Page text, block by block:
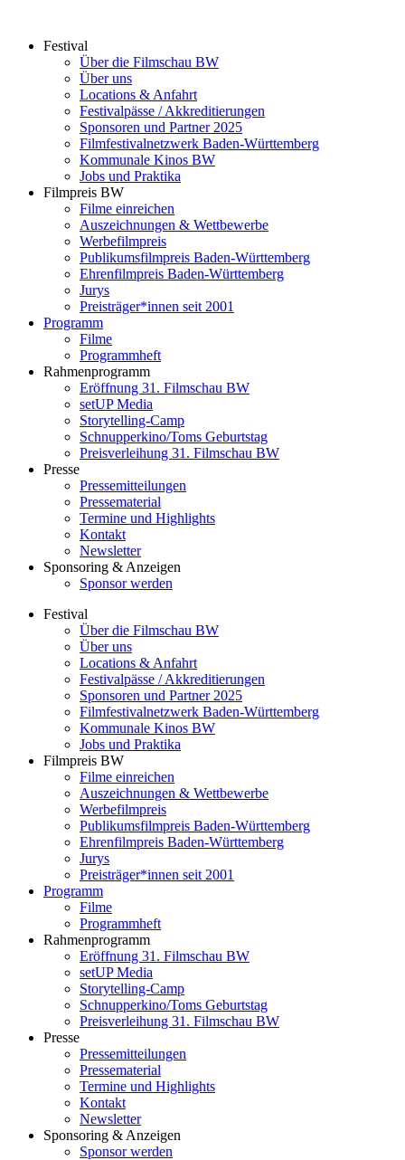
springenFestival
Über die Filmschau BW
Über uns
Locations & Anfahrt
Festivalpässe / Akkreditierungen
Sponsoren und Partner 2025
Filmfestivalnetzwerk ­Baden-Württemberg
Kommunale Kinos BW
Jobs und Praktika
Filmpreis BW
Filme einreichen
Auszeichnungen & Wettbewerbe
Werbefilmpreis
Publikumsfilmpreis Baden-Württemberg
Ehrenfilmpreis Baden-Württemberg
Jurys
Preisträger*innen seit 2001
Programm
Filme
Programmheft
Rahmenprogramm
Eröffnung 31. Filmschau BW
setUP Media
Storytelling-Camp
Schnupperkino/Toms Geburtstag
Preisverleihung 31. Filmschau BW
Presse
Pressemitteilungen
Pressematerial
Termine und Highlights
Kontakt
Newsletter
Sponsoring & Anzeigen
Sponsor werden
Festival
Über die Filmschau BW
Über uns
Locations & Anfahrt
Festivalpässe / Akkreditierungen
Sponsoren und Partner 2025
Filmfestivalnetzwerk ­Baden-Württemberg
Kommunale Kinos BW
Jobs und Praktika
Filmpreis BW
Filme einreichen
Auszeichnungen & Wettbewerbe
Werbefilmpreis
Publikumsfilmpreis Baden-Württemberg
Ehrenfilmpreis Baden-Württemberg
Jurys
Preisträger*innen seit 2001
Programm
Filme
Programmheft
Rahmenprogramm
Eröffnung 31. Filmschau BW
setUP Media
Storytelling-Camp
Schnupperkino/Toms Geburtstag
Preisverleihung 31. Filmschau BW
Presse
Pressemitteilungen
Pressematerial
Termine und Highlights
Kontakt
Newsletter
Sponsoring & Anzeigen
Sponsor werden